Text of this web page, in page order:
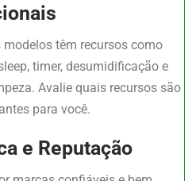
modelos têm recursos como
timer, desumidificação e
Avalie quais recursos são
para você.
e Reputação